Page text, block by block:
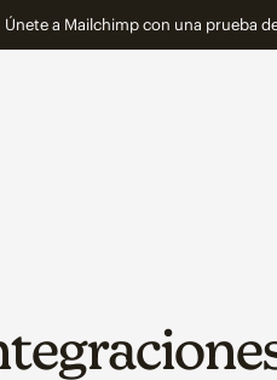
Únete a Mailchimp con una prueba